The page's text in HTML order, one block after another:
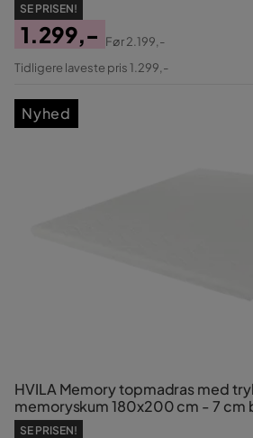
SE PRISEN!
Pris
1.299,-
Original
Før2.199,-
Tidligere laveste pris 1.299,-
HVILA Memory topmadras med
memoryskum 180x200 cm - 7
vaskbart betræk
SE PRISEN!
Nyhed